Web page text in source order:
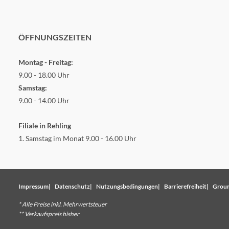
ÖFFNUNGSZEITEN
Montag - Freitag:
9.00 - 18.00 Uhr
Samstag:
9.00 - 14.00 Uhr
Filiale in Rehling
1. Samstag im Monat 9.00 - 16.00 Uhr
Impressum Datenschutz Nutzungsbedingungen Barrierefreiheit
* Alle Preise inkl. Mehrwertsteuer
** Verkaufspreis bisher